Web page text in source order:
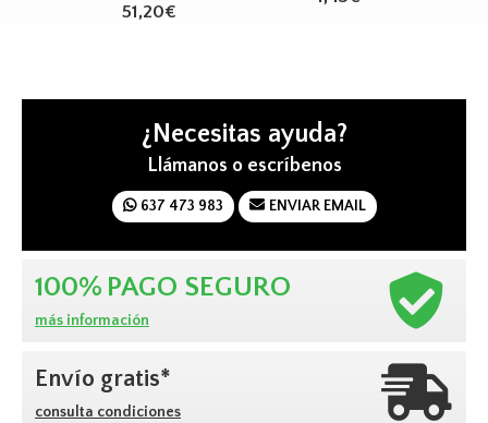
¿Necesitas ayuda?
Llámanos o escríbenos
637 473 983 ENVIAR EMAIL
100% PAGO SEGURO
más información
Envío gratis*
consulta condiciones